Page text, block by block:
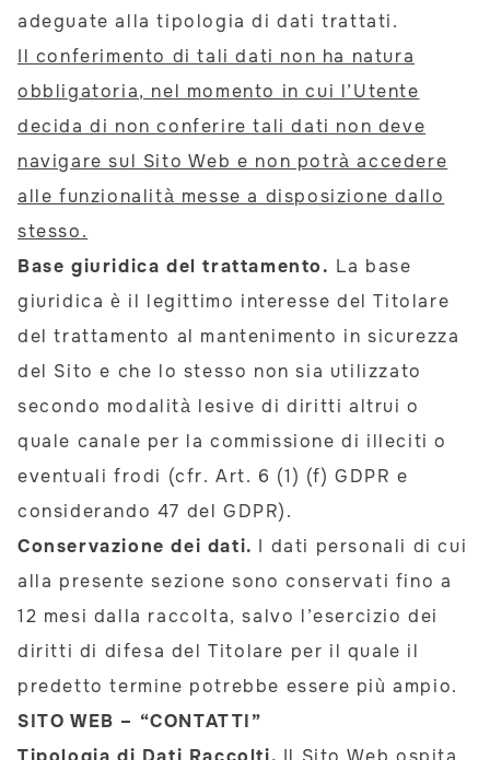
adeguate alla tipologia di dati trattati.
Il conferimento di tali dati non ha natura
obbligatoria, nel momento in cui l’Utente
decida di non conferire tali dati non deve
navigare sul Sito Web e non potrà accedere
alle funzionalità messe a disposizione dallo
stesso.
Base giuridica del trattamento. La base
giuridica è il legittimo interesse del Titolare
del trattamento al mantenimento in sicurezza
del Sito e che lo stesso non sia utilizzato
secondo modalità lesive di diritti altrui o
quale canale per la commissione di illeciti o
eventuali frodi (cfr. Art. 6 (1) (f) GDPR e
considerando 47 del GDPR).
Conservazione dei dati. I dati personali di cui
alla presente sezione sono conservati fino a
12 mesi dalla raccolta, salvo l’esercizio dei
diritti di difesa del Titolare per il quale il
predetto termine potrebbe essere più ampio.
SITO WEB – “CONTATTI”